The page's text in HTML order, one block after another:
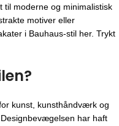
til moderne og minimalistisk
motiver eller
i Bauhaus-stil her. Trykt
kunst, kunsthåndværk og
har haft